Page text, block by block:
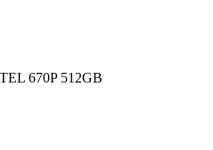
670P 512GB